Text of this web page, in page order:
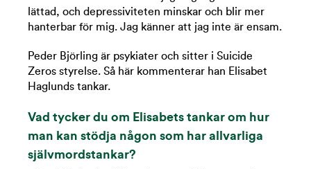
lättad, och depressiviteten minskar och blir mer
hanterbar för mig. Jag känner att jag inte är ensam.
Peder Björling är psykiater och sitter i Suicide
Zeros styrelse. Så här kommenterar han Elisabet
Haglunds tankar.
Vad tycker du om Elisabets tankar om hur
man kan stödja någon som har allvarliga
självmordstankar?